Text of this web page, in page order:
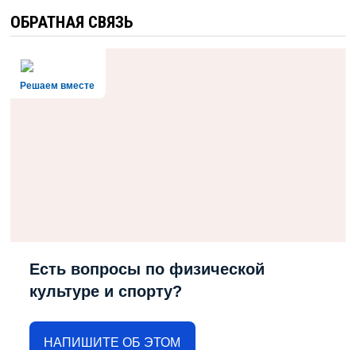
ОБРАТНАЯ СВЯЗЬ
Решаем вместе
Есть вопросы по физической
культуре и спорту?
НАПИШИТЕ ОБ ЭТОМ